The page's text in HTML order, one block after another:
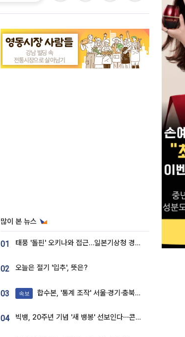
많이 본 뉴스
01 태풍 '돌핀' 오키나와 접근…일본기상청 경로 업데이트
02 오늘은 절기 '입추', 뜻은?
03 속보 합수본, '통계 조작' 서울·경기·충북 선관위 등 추가 압수수색
04 빅뱅, 20주년 기념 '새 뱅봉' 선보인다⋯콘서트 앞두고 팝업 개최